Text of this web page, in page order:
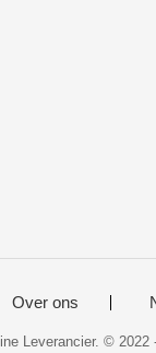
Over ons
Leverancier. ©